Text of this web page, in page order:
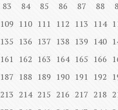
83 84 85 86 87 88
109 110 111 112 113 114
135 136 137 138 139 140
161 162 163 164 165 166
187 188 189 190 191 192
213 214 215 216 217 218